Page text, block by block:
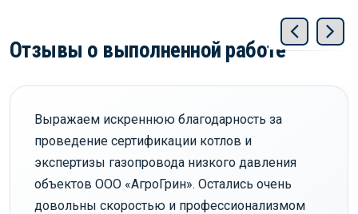
Отзывы о выполненной работе
Выражаем искреннюю благодарность за
проведение сертификации котлов и
экспертизы газопровода низкого давления
объектов ООО «АгроГрин». Остались очень
довольны скоростью и профессионализмом